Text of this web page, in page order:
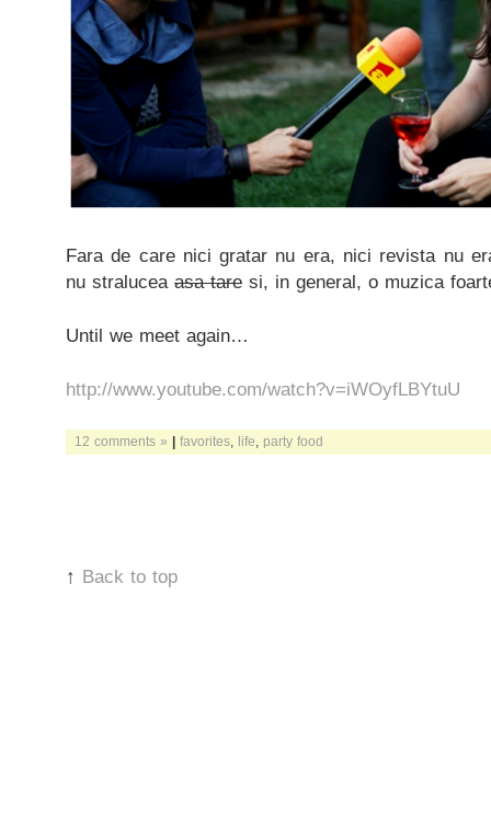
Fara de care nici gratar nu era, nici revista nu
nu stralucea asa tare si, in general, o muzica
Until we meet again…
http://www.youtube.com/watch?v=iWOyfLBYtuU
12 comments » | favorites life party food
↑ Back to top